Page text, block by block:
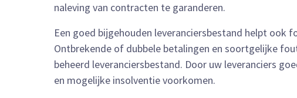
naleving van contracten te garanderen.
Een goed bijgehouden leveranciersbestand helpt ook
Ontbrekende of dubbele betalingen en soortgelijke
beheerd leveranciersbestand. Door uw leveranciers
en mogelijke insolventie voorkomen.